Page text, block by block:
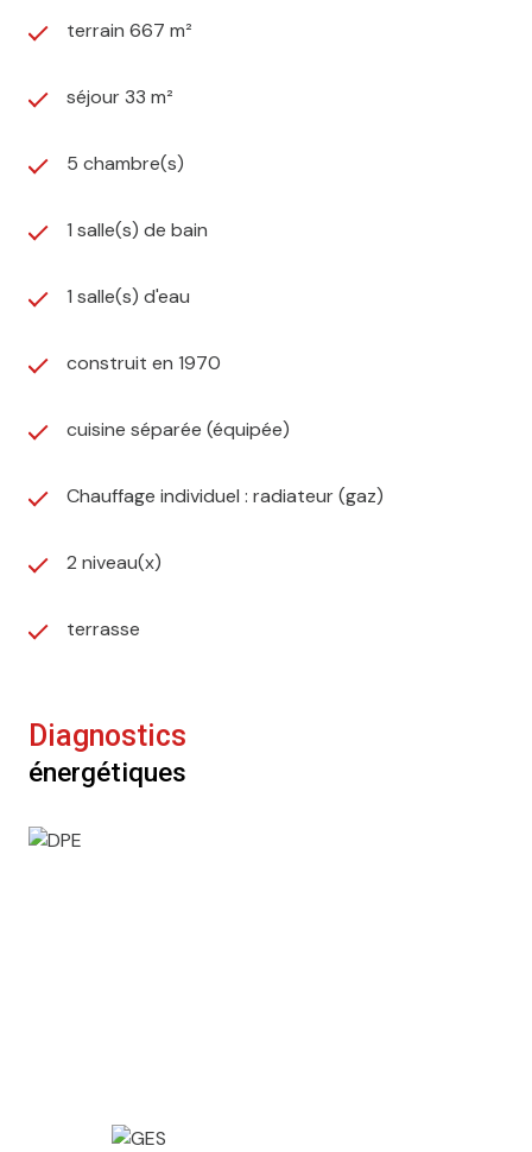
terrain 667 m²
séjour 33 m²
5 chambre(s)
1 salle(s) de bain
1 salle(s) d'eau
construit en 1970
cuisine séparée (équipée)
Chauffage individuel : radiateur (gaz)
2 niveau(x)
terrasse
Diagnostics
énergétiques